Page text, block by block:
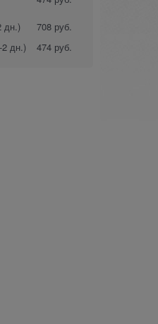
дн.)
708 руб.
2 дн.) 474 руб.